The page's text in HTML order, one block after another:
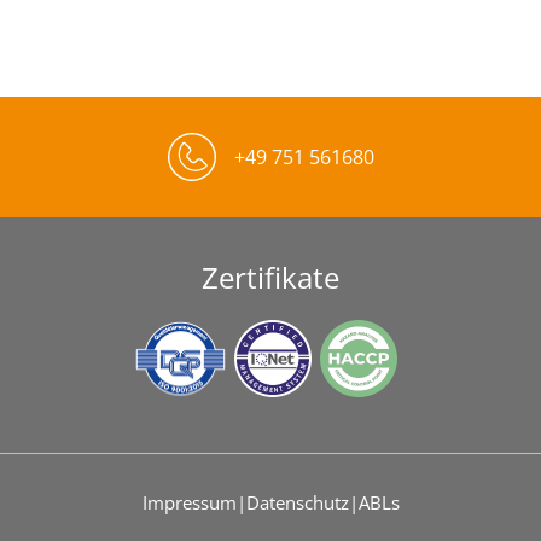
+49 751 561680
Zertifikate
Impressum | Datenschutz|ABLs